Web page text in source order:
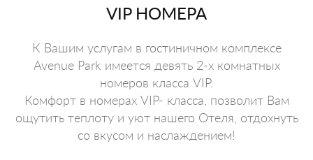
VIP НОМЕРА
К Вашим услугам в гостиничном комплексе
Avenue Park имеется девять 2-х комнатных
номеров класса VIP.
Комфорт в номерах VIP- класса, позволит Вам
ощутить теплоту и уют нашего Отеля, отдохнуть
со вкусом и наслаждением!